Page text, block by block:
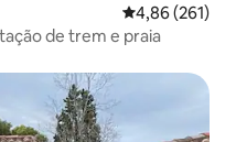
4,86 de uma
4,86 (261)
de trem e praia